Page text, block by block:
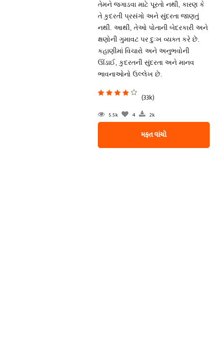
તેમને જગાડવા માટે પૂરતો નથી, કારણ કે
તે કુદરતી પ્રસંગો અને સુંદરતા જાણતું
નથી. આથી, તેઓ પોતાની બેદરકારી અને
ક્ષણોની ગુમાવટ પર દુઃખ વ્યક્ત કરે છે.
કહાણીમાં વિચારો અને અનુભવોની
ઊંડાઈ, કુદરતની સુંદરતા અને માનવ
ભાવનાઓનો ઉલ્લેખ છે.
(33k)
5.5k 4 2k
મફત વાંચો